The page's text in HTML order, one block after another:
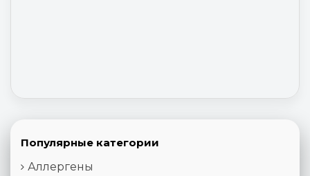
Популярные категории
Аллергены